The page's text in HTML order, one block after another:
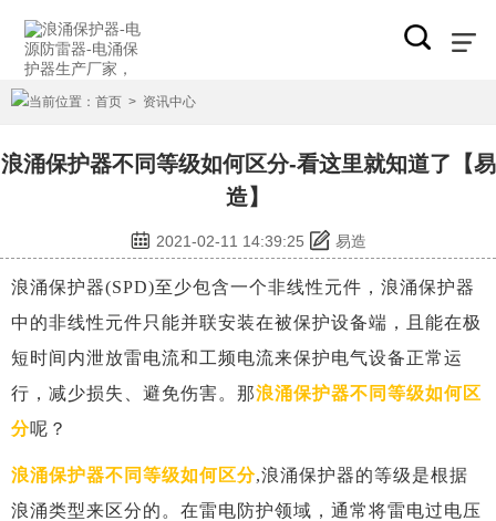
当前位置： 首页 > 资讯中心
浪涌保护器不同等级如何区分-看这里就知道了【易
造】
2021-02-11 14:39:25 易造
浪涌保护器(SPD)至少包含一个非线性元件，浪涌保护器
中的非线性元件只能并联安装在被保护设备端，且能在极
短时间内泄放雷电流和工频电流来保护电气设备正常运
行，减少损失、避免伤害。那浪涌保护器不同等级如何区
分呢？
浪涌保护器不同等级如何区分,浪涌保护器的等级是根据
浪涌类型来区分的。在雷电防护领域，通常将雷电过电压